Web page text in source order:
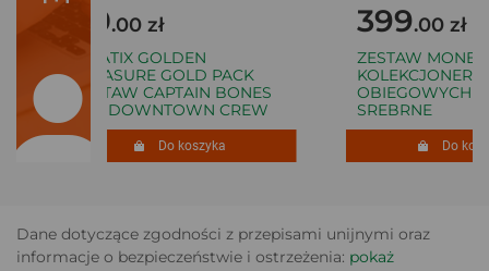
.00 zł
PIRATIX GOLDEN
TREASURE GOLD PACK
ZESTAW CAPTAIN BONES
THE DOWNTOWN CREW
Do koszyka
399.00 zł
ZESTAW MONET
OBIEGOWYCH W
SREBRNE
Do
Dane dotyczące zgodności z przepisami unijnymi oraz
informacje o bezpieczeństwie i ostrzeżenia: pokaż